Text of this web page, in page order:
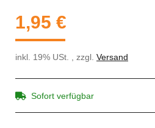
1,95 €
inkl. 19% USt. , zzgl. Versand
Sofort verfügbar